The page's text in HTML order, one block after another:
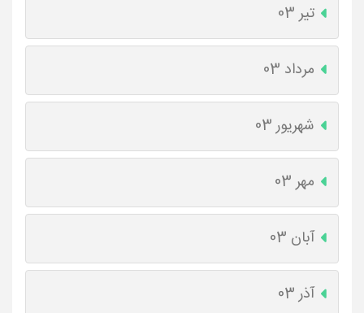
تیر 03
مرداد 03
شهریور 03
مهر 03
آبان 03
آذر 03